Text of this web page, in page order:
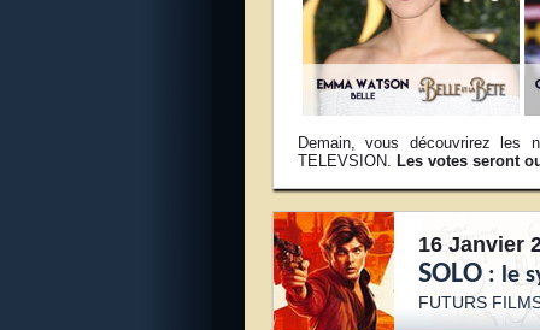
Demain, vous découvrirez les
TELEVSION. Les votes seront
16 Janvier
SOLO : le
FUTURS